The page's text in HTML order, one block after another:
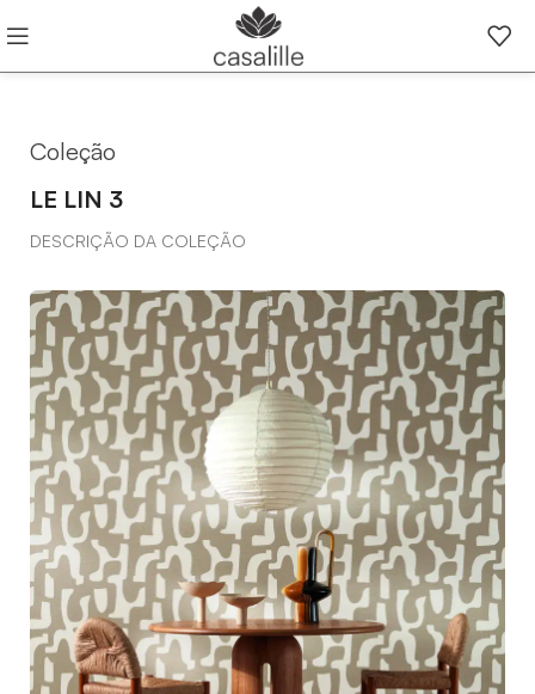
Coleção
LE LIN 3
DESCRIÇÃO DA COLEÇÃO